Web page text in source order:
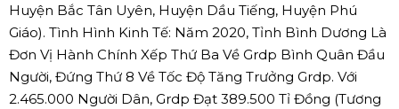
Huyện Bắc Tân Uyên, Huyện Dầu Tiếng, Huyện Phú
Giáo). Tình Hình Kinh Tế: Năm 2020, Tỉnh Bình Dương Là
Đơn Vị Hành Chính Xếp Thứ Ba Về Grdp Bình Quân Đầu
Người, Đứng Thứ 8 Về Tốc Độ Tăng Trưởng Grdp. Với
2.465.000 Người Dân, Grdp Đạt 389.500 Tỉ Đồng (Tương